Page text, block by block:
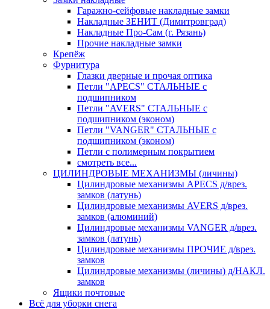
Гаражно-сейфовые накладные замки
Накладные ЗЕНИТ (Димитровград)
Накладные Про-Сам (г. Рязань)
Прочие накладные замки
Крепёж
Фурнитура
Глазки дверные и прочая оптика
Петли "APECS" СТАЛЬНЫЕ с
подшипником
Петли "AVERS" СТАЛЬНЫЕ с
подшипником (эконом)
Петли "VANGER" СТАЛЬНЫЕ с
подшипником (эконом)
Петли с полимерным покрытием
смотреть все...
ЦИЛИНДРОВЫЕ МЕХАНИЗМЫ (личины)
Цилиндровые механизмы APECS д/врез.
замков (латунь)
Цилиндровые механизмы AVERS д/врез.
замков (алюминий)
Цилиндровые механизмы VANGER д/врез.
замков (латунь)
Цилиндровые механизмы ПРОЧИЕ д/врез.
замков
Цилиндровые механизмы (личины) д/НАКЛ.
замков
Ящики почтовые
Всё для уборки снега